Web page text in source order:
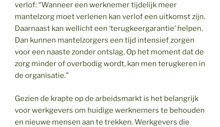
verlof: “Wanneer een werknemer tijdelijk meer
mantelzorg moet verlenen kan verlof een uitkomst zijn.
Daarnaast kan wellicht een ‘terugkeergarantie’ helpen.
Dan kunnen mantelzorgers een tijd intensief zorgen
voor een naaste zonder ontslag. Op het moment dat de
zorg minder of overbodig wordt, kan men terugkeren in
de organisatie.”
Gezien de krapte op de arbeidsmarkt is het belangrijk
voor werkgevers om huidige werknemers te behouden
en nieuwe mensen aan te trekken. Werkgevers die